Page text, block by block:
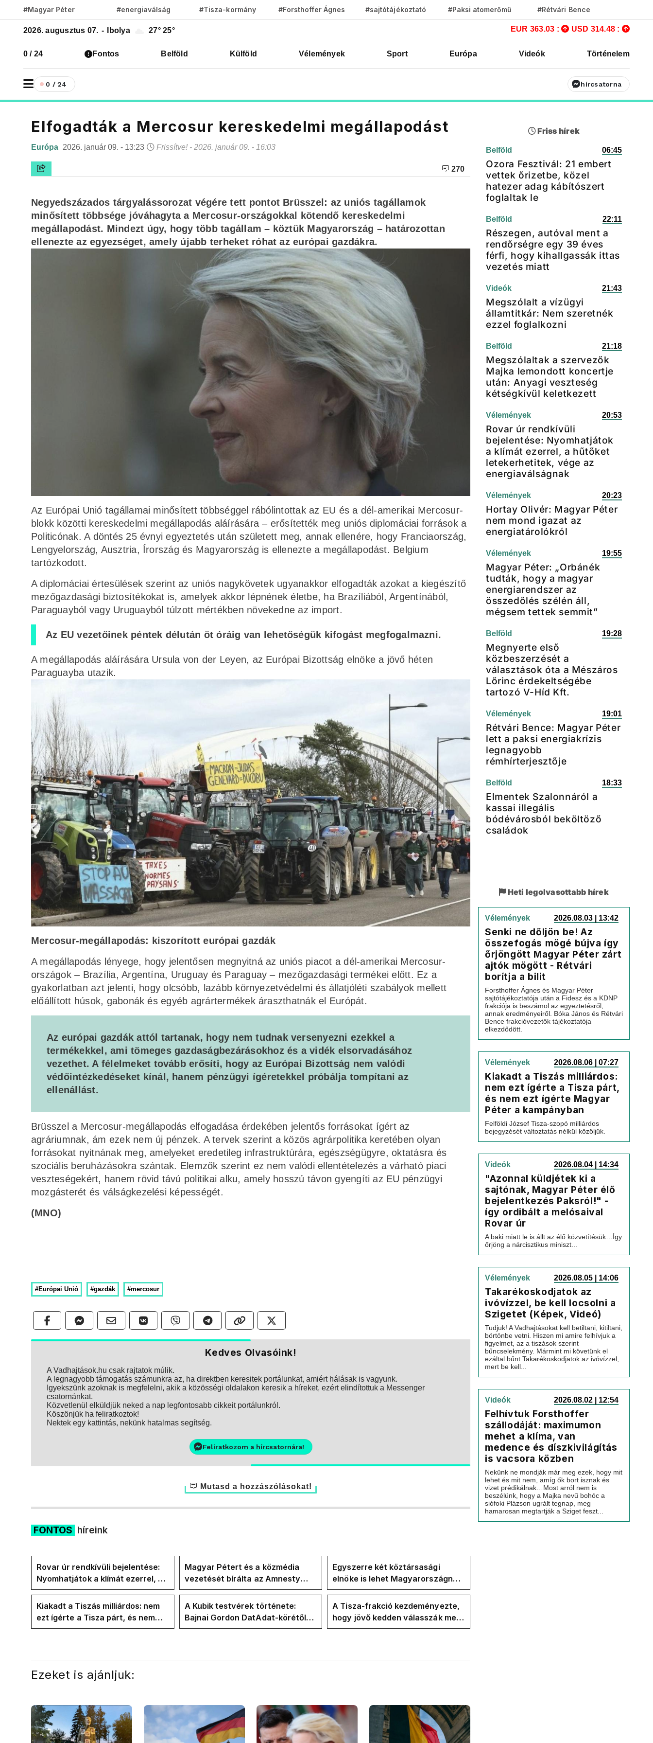
#Magyar Péter #energiaválság #Tisza-kormány #Forsthoffer Ágnes #sajtótájékoztató #Paksi atomerőmű #Rétvári Bence
2026. augusztus 07. - Ibolya 27° 25° EUR 363.03 : USD 314.48 :
0 / 24 Fontos Belföld Külföld Vélemények Sport Európa Videók Történelem
0 / 24 hírcsatorna
Elfogadták a Mercosur kereskedelmi megállapodást
Európa 2026. január 09. - 13:23 Frissítve! - 2026. január 09. - 16:03
270
Negyedszázados tárgyalássorozat végére tett pontot Brüsszel: az uniós tagállamok
minősített többsége jóváhagyta a Mercosur-országokkal kötendő kereskedelmi
megállapodást. Mindezt úgy, hogy több tagállam – köztük Magyarország – határozottan
ellenezte az egyezséget, amely újabb terheket róhat az európai gazdákra.
Az Európai Unió tagállamai minősített többséggel rábólintottak az EU és a dél-amerikai Mercosur-
blokk közötti kereskedelmi megállapodás aláírására – erősítették meg uniós diplomáciai források a
Politicónak. A döntés 25 évnyi egyeztetés után született meg, annak ellenére, hogy Franciaország,
Lengyelország, Ausztria, Írország és Magyarország is ellenezte a megállapodást. Belgium
tartózkodott.
A diplomáciai értesülések szerint az uniós nagykövetek ugyanakkor elfogadták azokat a kiegészítő
mezőgazdasági biztosítékokat is, amelyek akkor lépnének életbe, ha Brazíliából, Argentínából,
Paraguayból vagy Uruguayból túlzott mértékben növekedne az import.
Az EU vezetőinek péntek délután öt óráig van lehetőségük kifogást megfogalmazni.
A megállapodás aláírására Ursula von der Leyen, az Európai Bizottság elnöke a jövő héten
Paraguayba utazik.
Mercosur-megállapodás: kiszorított európai gazdák
A megállapodás lényege, hogy jelentősen megnyitná az uniós piacot a dél-amerikai Mercosur-
országok – Brazília, Argentína, Uruguay és Paraguay – mezőgazdasági termékei előtt. Ez a
gyakorlatban azt jelenti, hogy olcsóbb, lazább környezetvédelmi és állatjóléti szabályok mellett
előállított húsok, gabonák és egyéb agrártermékek áraszthatnák el Európát.
Az európai gazdák attól tartanak, hogy nem tudnak versenyezni ezekkel a
termékekkel, ami tömeges gazdaságbezárásokhoz és a vidék elsorvadásához
vezethet. A félelmeket tovább erősíti, hogy az Európai Bizottság nem valódi
védőintézkedéseket kínál, hanem pénzügyi ígéretekkel próbálja tompítani az
ellenállást.
Brüsszel a Mercosur-megállapodás elfogadása érdekében jelentős forrásokat ígért az
agráriumnak, ám ezek nem új pénzek. A tervek szerint a közös agrárpolitika keretében olyan
forrásokat nyitnának meg, amelyeket eredetileg infrastruktúrára, egészségügyre, oktatásra és
szociális beruházásokra szántak. Elemzők szerint ez nem valódi ellentételezés a várható piaci
veszteségekért, hanem rövid távú politikai alku, amely hosszú távon gyengíti az EU pénzügyi
mozgásterét és válságkezelési képességét.
(MNO)
#Európai Unió #gazdák #mercosur
Kedves Olvasóink!
A Vadhajtások.hu csak rajtatok múlik.
A legnagyobb támogatás számunkra az, ha direktben keresitek portálunkat, amiért hálásak is vagyunk.
Igyekszünk azoknak is megfelelni, akik a közösségi oldalakon keresik a híreket, ezért elindítottuk a Messenger
csatornánkat.
Közvetlenül elküldjük neked a nap legfontosabb cikkeit portálunkról.
Köszönjük ha feliratkoztok!
Nektek egy kattintás, nekünk hatalmas segítség.
Feliratkozom a hírcsatornára!
Mutasd a hozzászólásokat!
FONTOS híreink
Rovar úr rendkívüli bejelentése:
Nyomhatjátok a klímát ezerrel, a
hűtőket letekerhetitek, vége az
energiaválságnak
Magyar Pétert és a közmédia
vezetését bírálta az Amnesty
International a Klubrádióban
Egyszerre két köztársasági
elnöke is lehet Magyarországnak
jövő hétre
Kiakadt a Tiszás milliárdos: nem
ezt ígérte a Tisza párt, és nem
ezt ígérte Magyar Péter a
A Kubik testvérek története:
Bajnai Gordon DatAdat-körétől
az ECDA-n át Magyar Péter
A Tisza-frakció kezdeményezte,
hogy jövő kedden válasszák meg
az új köztársasági elnököt
Ezeket is ajánljuk:
Friss hírek
Belföld 06:45
Ozora Fesztivál: 21 embert
vettek őrizetbe, közel
hatezer adag kábítószert
foglaltak le
Belföld 22:11
Részegen, autóval ment a
rendőrségre egy 39 éves
férfi, hogy kihallgassák ittas
vezetés miatt
Videók 21:43
Megszólalt a vízügyi
államtitkár: Nem szeretnék
ezzel foglalkozni
Belföld 21:18
Megszólaltak a szervezők
Majka lemondott koncertje
után: Anyagi veszteség
kétségkívül keletkezett
Vélemények 20:53
Rovar úr rendkívüli
bejelentése: Nyomhatjátok
a klímát ezerrel, a hűtőket
letekerhetitek, vége az
energiaválságnak
Vélemények 20:23
Hortay Olivér: Magyar Péter
nem mond igazat az
energiatárolókról
Vélemények 19:55
Magyar Péter: „Orbánék
tudták, hogy a magyar
energiarendszer az
összedőlés szélén áll,
mégsem tettek semmit”
Belföld 19:28
Megnyerte első
közbeszerzését a
választások óta a Mészáros
Lőrinc érdekeltségébe
tartozó V-Híd Kft.
Vélemények 19:01
Rétvári Bence: Magyar Péter
lett a paksi energiakrízis
legnagyobb
rémhírterjesztője
Belföld 18:33
Elmentek Szalonnáról a
kassai illegális
bódévárosból beköltöző
családok
Heti legolvasottabb hírek
Vélemények 2026.08.03 | 13:42
Senki ne dőljön be! Az
összefogás mögé bújva így
őrjöngött Magyar Péter zárt
ajtók mögött - Rétvári
borítja a bilit
Forsthoffer Ágnes és Magyar Péter
sajtótájékoztatója után a Fidesz és a KDNP
frakciója is beszámol az egyeztetésről,
annak eredményeiről. Bóka János és Rétvári
Bence frakcióvezetők tájékoztatója
elkezdődött.
Vélemények 2026.08.06 | 07:27
Kiakadt a Tiszás milliárdos:
nem ezt ígérte a Tisza párt,
és nem ezt ígérte Magyar
Péter a kampányban
Felföldi József Tisza-szopó milliárdos
bejegyzését változtatás nélkül közöljük.
Videók 2026.08.04 | 14:34
"Azonnal küldjétek ki a
sajtónak, Magyar Péter élő
bejelentkezés Paksról!" -
így ordibált a melósaival
Rovar úr
A baki miatt le is állt az élő közvetítésük…Így
őrjöng a nárcisztikus miniszt...
Vélemények 2026.08.05 | 14:06
Takarékoskodjatok az
ivóvízzel, be kell locsolni a
Szigetet (Képek, Videó)
Tudjuk! A Vadhajtásokat kell betiltani, kitiltani,
börtönbe vetni. Hiszen mi amire felhívjuk a
figyelmet, az a tiszások szerint
bűncselekmény. Mármint mi követünk el
ezáltal bűnt.Takarékoskodjatok az ivóvízzel,
mert be kell...
Videók 2026.08.02 | 12:54
Felhívtuk Forsthoffer
szállodáját: maximumon
mehet a klíma, van
medence és díszkivilágítás
is vacsora közben
Nekünk ne mondják már meg ezek, hogy mit
lehet és mit nem, amíg ők bort isznak és
vizet prédikálnak…Most arról nem is
beszélünk, hogy a Majka nevű bohóc a
siófoki Plázson ugrált tegnap, meg
hamarosan megtartják a Sziget feszt...